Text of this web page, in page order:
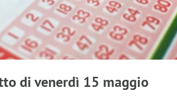
di venerdì 15 maggio